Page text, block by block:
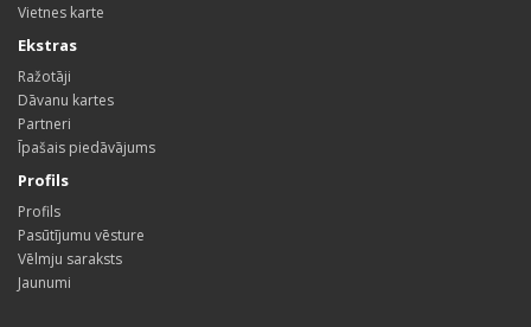
Vietnes karte
Ekstras
Ražotāji
Dāvanu kartes
Partneri
Īpašais piedāvājums
Profils
Profils
Pasūtījumu vēsture
Vēlmju saraksts
Jaunumi